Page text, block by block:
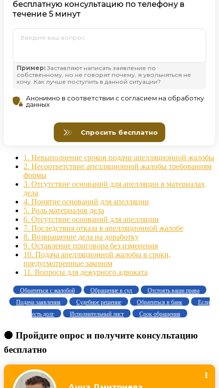
1. Невыполнение сроков подачи апелляционной жалобы
2. Несоответствие апелляционной жалобы требованиям
формы
3. Отсутствие оснований для апелляции в материалах
дела
4. Понятие оснований для апелляции
5. Роль материалов дела
6. Отсутствие оснований для апелляции
7. Последствия отказа в апелляционной жалобе
8. Возвращение дела на доработку
9. Оставление приговора без изменения
10. Подача апелляционной жалобы в сроки,
предусмотренные законом
11. Вопросы для дежурного адвоката
Обратиться с жалобой Обращение в суд
Отстоять ваши права
Подача заявления
Судебное решение Обратиться в банк
Если
есть долг
Исполнительный лист Срок обращения
🟠 Пройдите опрос и получите консультацию
бесплатно